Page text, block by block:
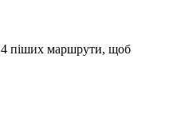
4 піших маршрути, щоб